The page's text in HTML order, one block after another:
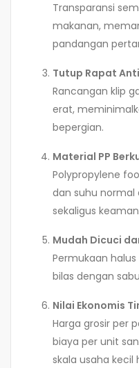
Transparansi
makanan,
pandangan
Tutup Rapat
Rancangan klip
erat,
bepergian.
Material PP
Polypropylene
dan suhu
sekaligus
Mudah Dicuci
Permukaan
bilas dengan
Nilai Ekonomis
Harga grosir per
biaya per unit
skala usaha kecil